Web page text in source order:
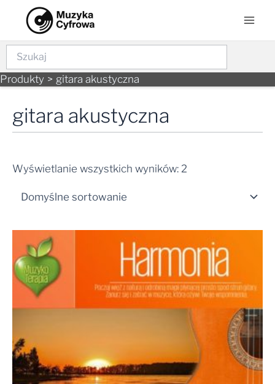
content
Szukaj
Produkty gitara akustyczna
gitara akustyczna
Wyświetlanie wszystkich wyników: 2